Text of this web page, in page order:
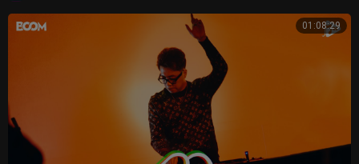
01:08:29